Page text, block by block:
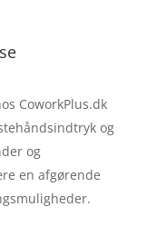
CoworkPlus.dk
og
og
en afgørende